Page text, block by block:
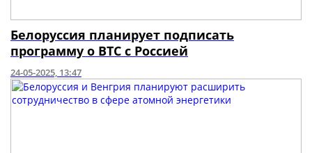
Белоруссия планирует подписать
программу о ВТС с Россией
24-05-2025, 13:47